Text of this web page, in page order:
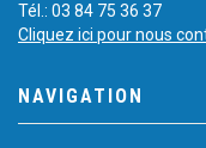
Tél.: 03 84 75 36 37
Cliquez ici pour nous
NAVIGATION